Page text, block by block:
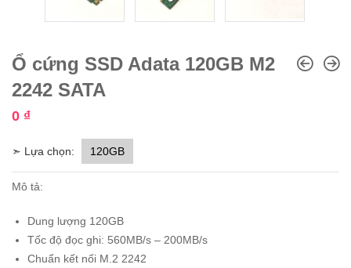
Ổ cứng SSD Adata 120GB M2
2242 SATA
0 ₫
➣ Lựa chọn: 120GB
Mô tả:
Dung lượng 120GB
Tốc độ đọc ghi: 560MB/s – 200MB/s
Chuẩn kết nối M.2 2242